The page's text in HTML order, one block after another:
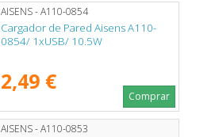
AISENS - A110-0854
Cargador de Pared Aisens A110-
0854/ 1xUSB/ 10.5W
2,49 €
Comprar
AISENS - A110-0853